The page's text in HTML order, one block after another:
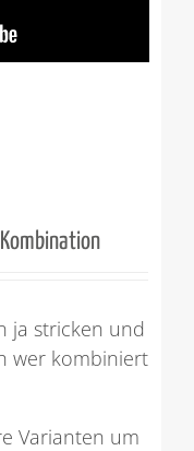
ja stricken und
wer kombiniert
Varianten um